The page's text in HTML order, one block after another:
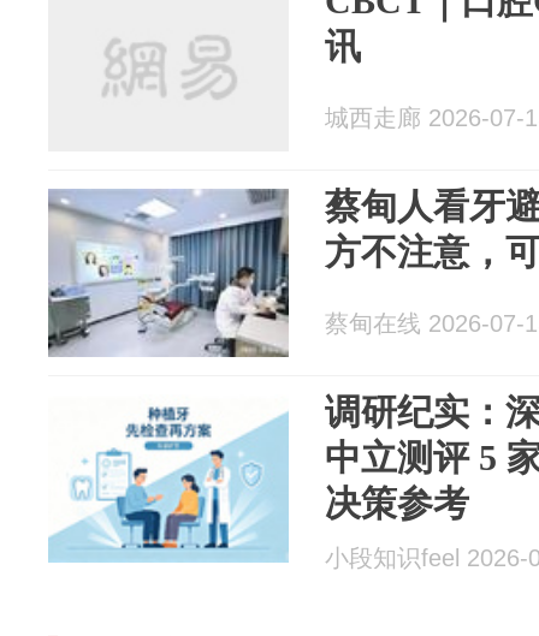
讯
城西走廊 2026-07-
蔡甸人看牙
方不注意，
蔡甸在线 2026-07-
调研纪实：
中立测评 5
决策参考
小段知识feel 2026-